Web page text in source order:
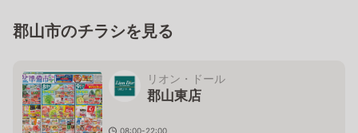
郡山市のチラシを見る
リオン・ドール
郡山東店
08:00-22:00